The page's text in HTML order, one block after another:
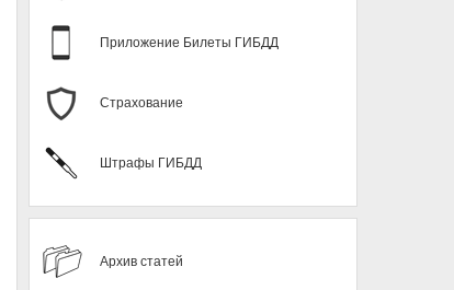
Приложение Билеты ГИБДД
Страхование
Штрафы ГИБДД
Архив статей